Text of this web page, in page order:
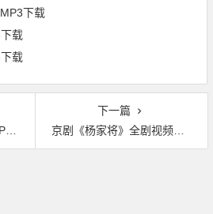
下载
载
载
下一篇
京剧《杨家将》全剧视频下载